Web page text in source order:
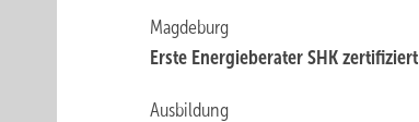
Magdeburg
Erste Energieberater SHK zertifiziert
Ausbildung